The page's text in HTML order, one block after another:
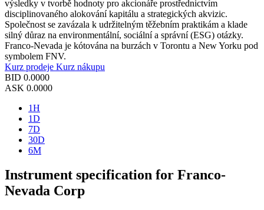
výsledky v tvorbě hodnoty pro akcionáře prostřednictvím
disciplinovaného alokování kapitálu a strategických akvizic.
Společnost se zavázala k udržitelným těžebním praktikám a klade
silný důraz na environmentální, sociální a správní (ESG) otázky.
Franco-Nevada je kótována na burzách v Torontu a New Yorku pod
symbolem FNV.
Kurz prodeje Kurz nákupu
BID 0.0000
ASK 0.0000
1H
1D
7D
30D
6M
Instrument specification for Franco-
Nevada Corp